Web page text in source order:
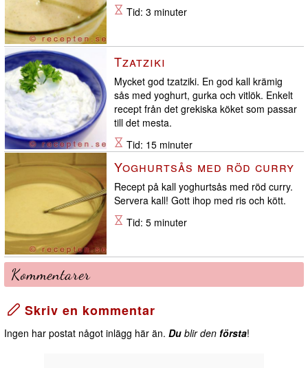
Tid: 3 minuter
Tzatziki
Mycket god tzatziki. En god kall krämig
sås med yoghurt, gurka och vitlök. Enkelt
recept från det grekiska köket som passar
till det mesta.
Tid: 15 minuter
Yoghurtsås med röd curry
Recept på kall yoghurtsås med röd curry.
Servera kall! Gott ihop med ris och kött.
Tid: 5 minuter
Kommentarer
Skriv en kommentar
Ingen har postat något inlägg här än. Du blir den första!